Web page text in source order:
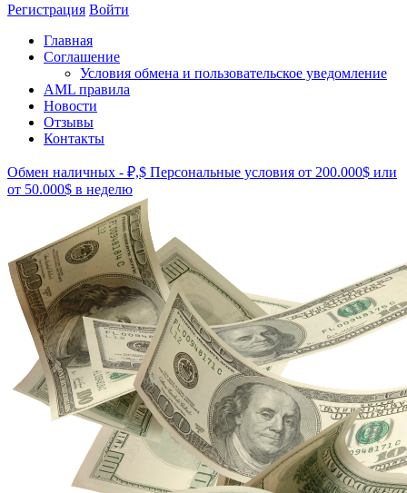
Регистрация Войти
Главная
Соглашение
Условия обмена и пользовательское уведомление
AML правила
Новости
Отзывы
Контакты
Обмен наличных - ₽,$ Персональные условия от 200.000$ или
от 50.000$ в неделю